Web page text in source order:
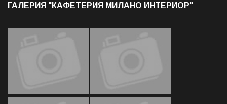
ГАЛЕРИЯ "КАФЕТЕРИЯ МИЛАНО ИНТЕРИОР"